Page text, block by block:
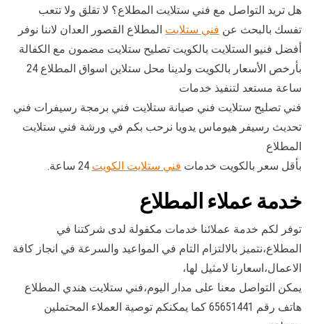
هل تريد التواصل مع فني ستلايت المطلاع؟ لا تقلق ولا تتعب
تفسك بالبحث عن فني ستلايت المطلاع القصور العدان لاننا نوفر
أفضل فنيو الستلايت بالكويت تصليح ستلايت مضمون مع الكفالة
بأرخص الأسعار بالكويت ولدينا محل ستلاين اسواق المطلاع 24
ساعة مستعد لتنفيذ خدمات
فني تصليح ستلايت فني صيانة ستلايت فني برمجة رسيفرات فني
تحديث رسيفر هيوماس يدويا نرحب بكم في ورشة فني ستلايت
المطلاع
بأقل سعر بالكويت خدمات فني ستلايت الكويت
خدمة عملاء المطلاع
توفر لكم خدمة عملائنا خدمات مكفولة لدى شركتنا في
المطلاع،نتميز بالالتزام التام في المواعيد والسرعة في انجاز كافة
الاعمال،اسعارنا لامثيل لها،
يمكن التواصل معنا على مدار اليوم،فني ستلايت هندي المطلاع
هاتف رقم 65651441 كما يمكنكم توصية العملاء المحتملين